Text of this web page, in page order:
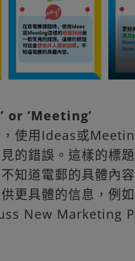
or ‘Meeting’
使用Ideas或
的錯誤。這樣的標
知道電郵的具體內
更具體的信息，例
New Marketing